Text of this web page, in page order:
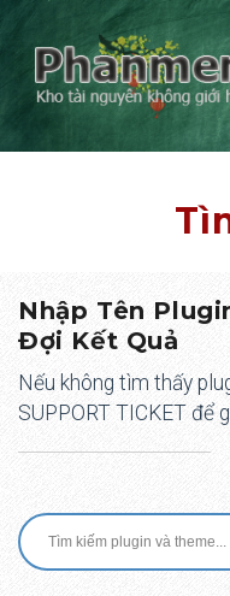
Nhập Tên
Đợi Kết Quả
Nếu không tìm thấy
SUPPORT TICKET để